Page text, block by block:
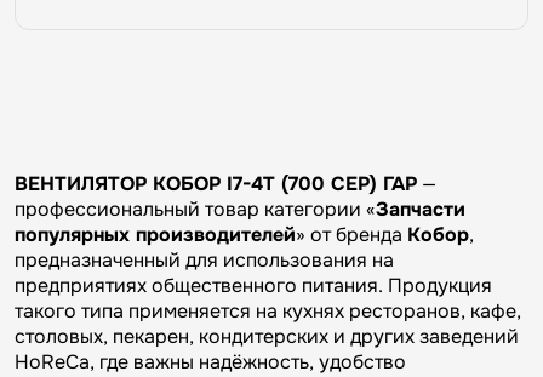
ВЕНТИЛЯТОР КОБОР I7-4T (700 СЕР) ГАР —
профессиональный товар категории «Запчасти
популярных производителей» от бренда Кобор,
предназначенный для использования на
предприятиях общественного питания. Продукция
такого типа применяется на кухнях ресторанов, кафе,
столовых, пекарен, кондитерских и других заведений
HoReCa, где важны надёжность, удобство